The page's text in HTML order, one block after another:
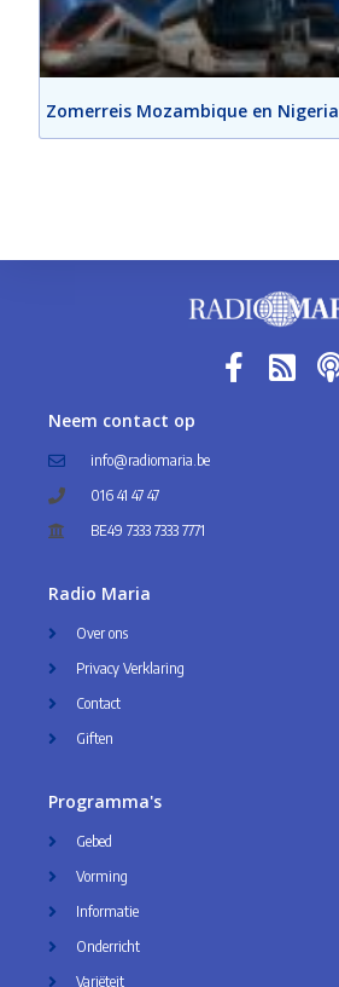
Zomerreis Mozambique en Nigeria
Neem contact op
info@radiomaria.be
016 41 47 47
BE49 7333 7333 7771
Radio Maria
Over ons
Privacy Verklaring
Contact
Giften
Programma's
Gebed
Vorming
Informatie
Onderricht
Variëteit